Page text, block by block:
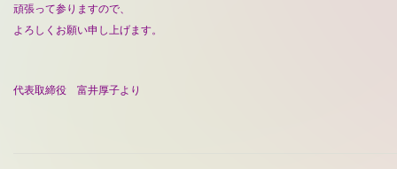
頑張って参りますので、
よろしくお願い申し上げます。
代表取締役 富井厚子より